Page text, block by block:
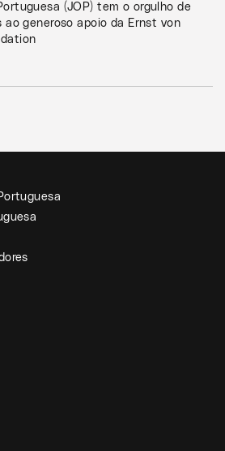
(JOP) tem o orgulho de
ao generoso apoio da Ernst von